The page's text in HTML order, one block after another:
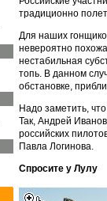
традиционно
Для наших
невероятно
нестабильная
топь. В данном
обстановке,
Надо заметить,
Так, Андрей
российских
Павла Логинова.
Спросите у Лулу